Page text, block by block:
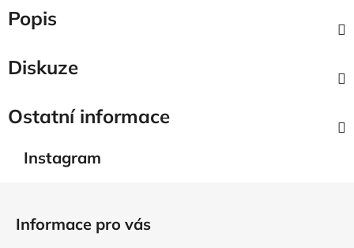
Popis
Diskuze
Ostatní informace
Instagram
Informace pro vás